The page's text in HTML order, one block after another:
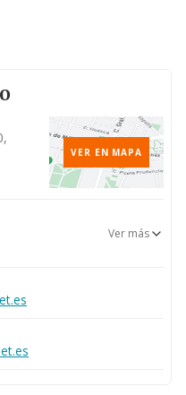
VER EN MAPA
Ver más